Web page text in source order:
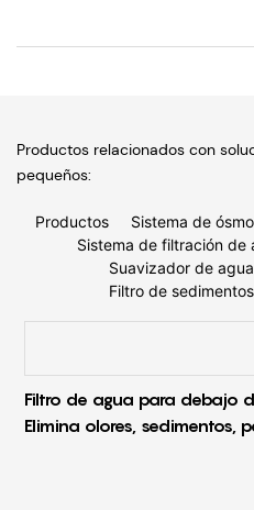
Productos relacionados con
pequeños:
Productos
Sistema de
Sistema de filtración de
Suavizador de
Filtro de
Filtro de agua para debajo
Elimina olores, sedimentos,